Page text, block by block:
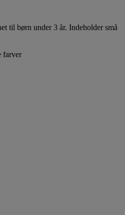
til børn under 3 år. Indeholder små
farver